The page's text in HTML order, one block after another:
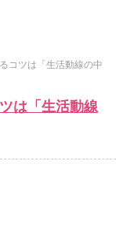
コツは「生活動線の中
は「生活動線